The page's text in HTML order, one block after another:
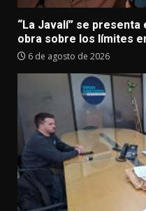
“La Javalí” se
obra sobre los límites
6 de agosto de 2026